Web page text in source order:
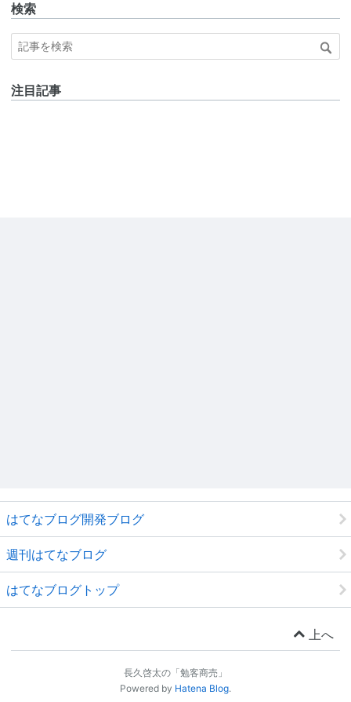
検索
注目記事
はてなブログ開発ブログ
週刊はてなブログ
はてなブログトップ
上へ
長久啓太の「勉客商売」
Powered by Hatena Blog.